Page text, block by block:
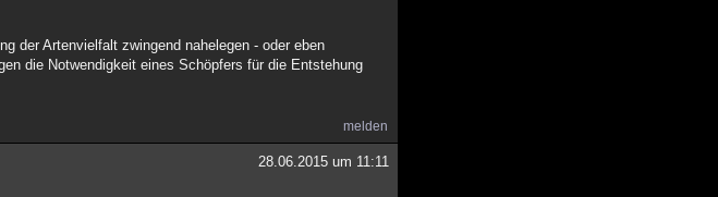
der Artenvielfalt zwingend nahelegen - oder eben
die Notwendigkeit eines Schöpfers für die Entstehung
melden
28.06.2015 um 11:11